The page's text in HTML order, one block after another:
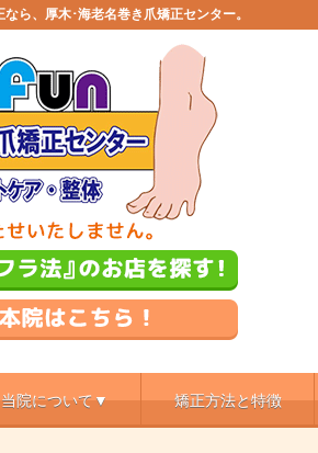
ら、厚木･海老名巻き爪矯正センター。
当院について▼ 矯正方法と特徴